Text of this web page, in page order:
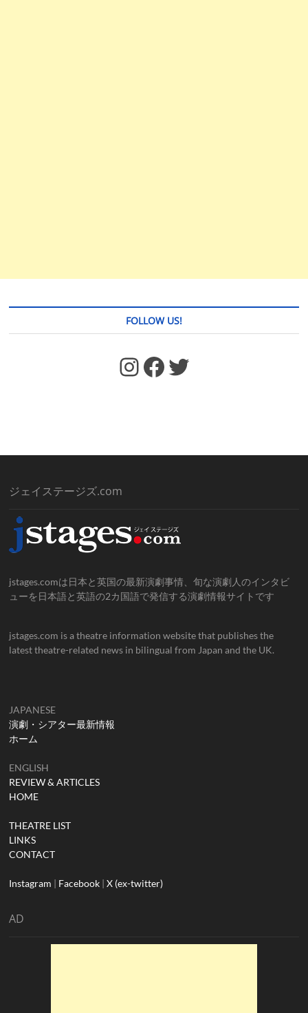
FOLLOW US!
https://www.facebook.com/jstages/ Facebook Twitter
ジェイステージズ.com
jstages.comは日本と英国の最新演劇事情、旬な演劇人のインタビ
ューを日本語と英語の2カ国語で発信する演劇情報サイトです
jstages.com is a theatre information website that publishes the
latest theatre-related news in bilingual from Japan and the UK.
JAPANESE
演劇・シアター最新情報
ホーム
ENGLISH
REVIEW & ARTICLES
HOME
THEATRE LIST
LINKS
CONTACT
Instagram | Facebook |X (ex-twitter)
AD